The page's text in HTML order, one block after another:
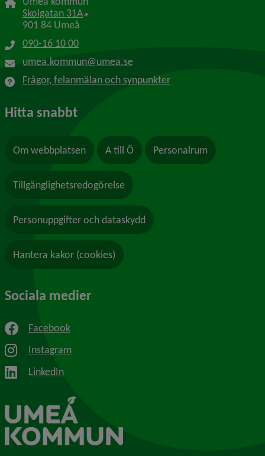
Skolgatan 31A Länk till annan webbplats, öppnas i nytt
901 84 Umeå
090-16 10 00
umea.kommun@umea.se
Frågor, felanmälan och synpunkter
Hitta snabbt
Om webbplatsen A till Ö Personalrum
Tillgänglighetsredogörelse
Personuppgifter och dataskydd
Hantera kakor (cookies)
Sociala medier
Facebook
Instagram
LinkedIn